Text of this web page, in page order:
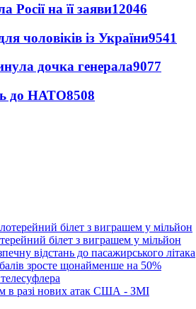
Росії на її заяви12046
чоловіків із України9541
дочка генерала9077
до НАТО8508
білет з виграшем у мільйон
відстань до пасажирського літака
зросте щонайменше на 50%
в разі нових атак США - ЗМІ